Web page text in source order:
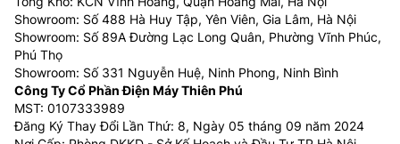
Showroom: Số 488 Hà Huy Tập, Yên Viên, Gia Lâm, Hà Nội
Showroom: Số 89A Đường Lạc Long Quân, Phường Vĩnh Phúc,
Phú Thọ
Showroom: Số 331 Nguyễn Huệ, Ninh Phong, Ninh Bình
Công Ty Cổ Phần Điện Máy Thiên Phú
MST: 0107333989
Đăng Ký Thay Đổi Lần Thứ: 8, Ngày 05 tháng 09 năm 2024